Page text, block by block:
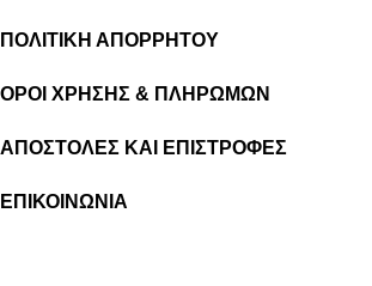
ΠΟΛΙΤΙΚΗ ΑΠΟΡΡΗΤΟΥ
ΟΡΟΙ ΧΡΗΣΗΣ & ΠΛΗΡΩΜΩΝ
ΑΠΟΣΤΟΛΕΣ ΚΑΙ ΕΠΙΣΤΡΟΦΕΣ
ΕΠΙΚΟΙΝΩΝΙΑ